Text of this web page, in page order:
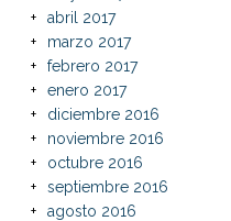
abril 2017
marzo 2017
febrero 2017
enero 2017
diciembre 2016
noviembre 2016
octubre 2016
septiembre 2016
agosto 2016